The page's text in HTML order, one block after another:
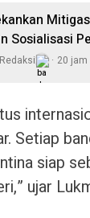
Sosialisasi
Redaksi 20 jam
Setiap
siap
ujar